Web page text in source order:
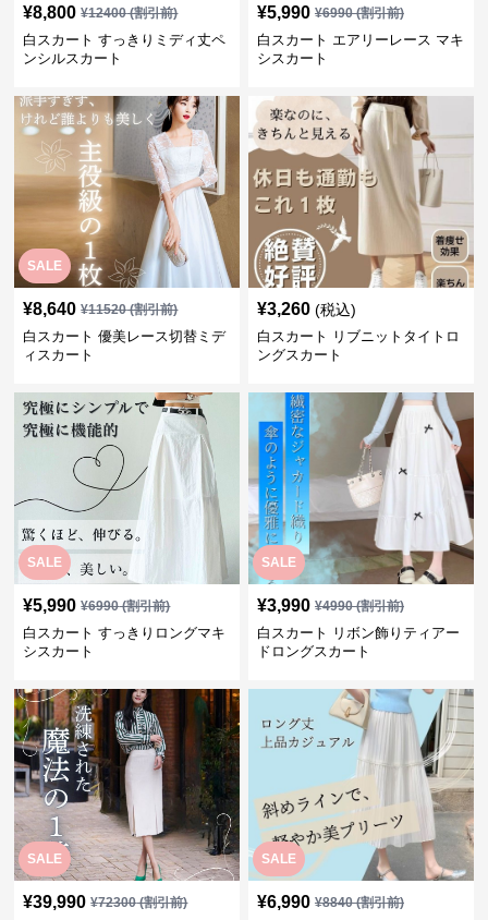
¥8,800 ¥12400(割引前)
白スカート すっきりミディ丈ペ
ンシルスカート
¥5,990 ¥6990(割引前)
白スカート エアリーレース マキ
シスカート
SALE
¥8,640 ¥11520(割引前)
白スカート 優美レース切替ミデ
ィスカート
¥3,260 (税込)
白スカート リブニットタイトロ
ングスカート
SALE
¥5,990 ¥6990(割引前)
白スカート すっきりロングマキ
シスカート
SALE
¥3,990 ¥4990(割引前)
白スカート リボン飾りティアー
ドロングスカート
SALE
¥39,990 ¥72300(割引前)
SALE
¥6,990 ¥8840(割引前)